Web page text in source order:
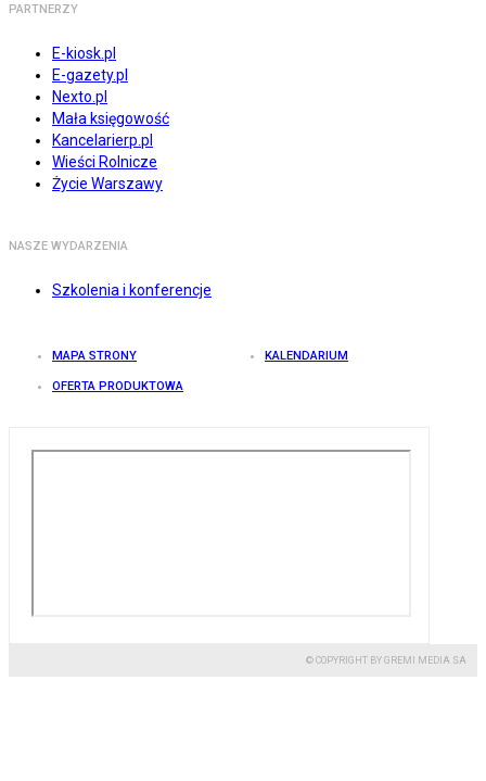
PARTNERZY
E-kiosk.pl
E-gazety.pl
Nexto.pl
Mała księgowość
Kancelarierp.pl
Wieści Rolnicze
Życie Warszawy
NASZE WYDARZENIA
Szkolenia i konferencje
MAPA STRONY KALENDARIUM
OFERTA PRODUKTOWA
© COPYRIGHT BY GREMI MEDIA SA